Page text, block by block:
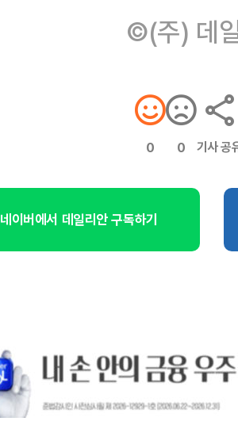
©(주) 데
0 0 기사 공
네이버에서 데일리안 구독하기